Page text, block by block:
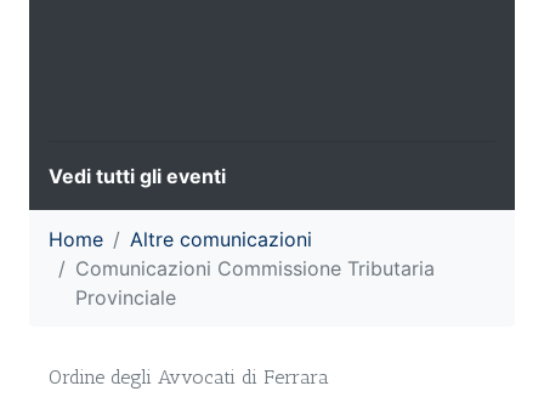
Vedi tutti gli eventi
Home
Altre comunicazioni
Comunicazioni Commissione Tributaria
Provinciale
Ordine degli Avvocati di Ferrara